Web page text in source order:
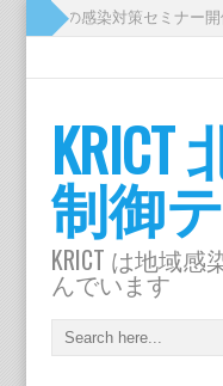
ための感染対策セミナー開催
制御
KRICT は地域
んでいます